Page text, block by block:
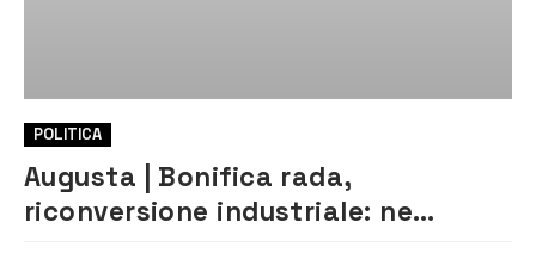
POLITICA
Augusta | Bonifica rada,
riconversione industriale: ne